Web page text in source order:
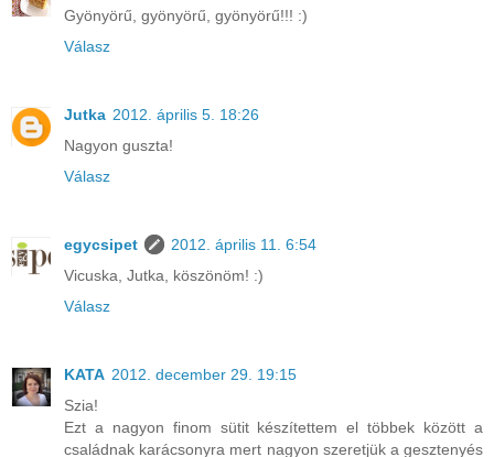
Gyönyörű, gyönyörű, gyönyörű!!! :)
Válasz
Jutka 2012. április 5. 18:26
Nagyon guszta!
Válasz
egycsipet
2012. április 11. 6:54
Vicuska, Jutka, köszönöm! :)
Válasz
KATA 2012. december 29. 19:15
Szia!
Ezt a nagyon finom sütit készítettem el többek között a
családnak karácsonyra mert nagyon szeretjük a gesztenyés